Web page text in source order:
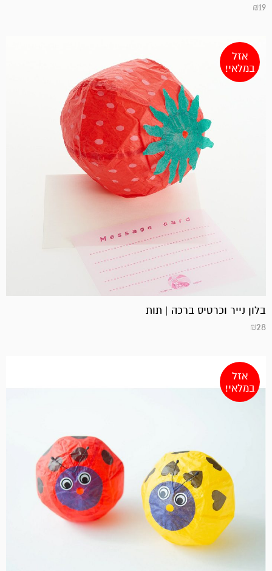
₪19
אזל
במלאי!
בלון נייר וכרטיס ברכה | תות
₪28
אזל
במלאי!